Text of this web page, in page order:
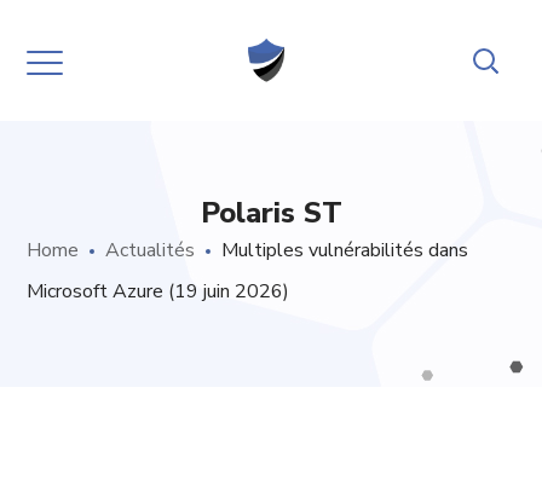
Polaris ST
Home Actualités
Multiples vulnérabilités dans
Microsoft Azure (19 juin 2026)